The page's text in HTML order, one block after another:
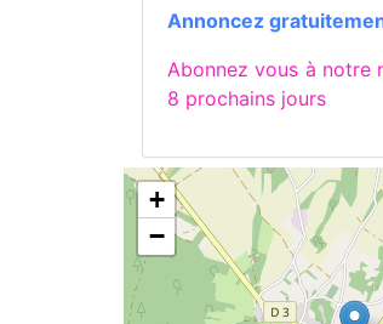
Annoncez
Abonnez vous à notre
8 prochains jours
+
−